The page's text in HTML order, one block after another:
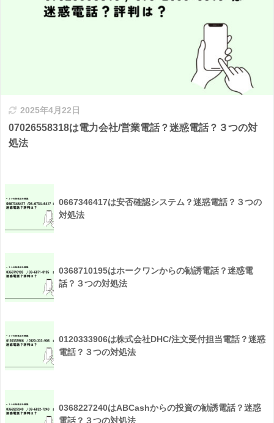
2025年4月22日
07026558318は電力会社/営業電話？迷惑電話？３つの対
処法
0667346417は安否確認システム？迷惑電話？３つの
対処法
0368710195はホークワンからの勧誘電話？迷惑電
話？３つの対処法
0120333906は株式会社DHC/注文受付担当電話？迷惑
電話？３つの対処法
0368227240はABCashからの投資の勧誘電話？迷惑
電話？３つの対処法